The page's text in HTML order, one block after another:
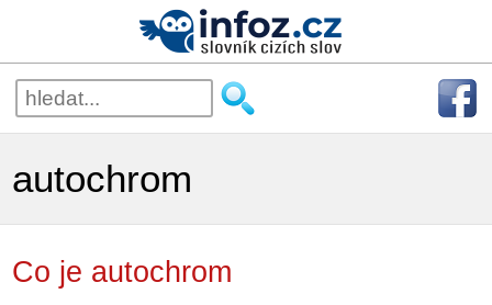
autochrom
Co je autochrom